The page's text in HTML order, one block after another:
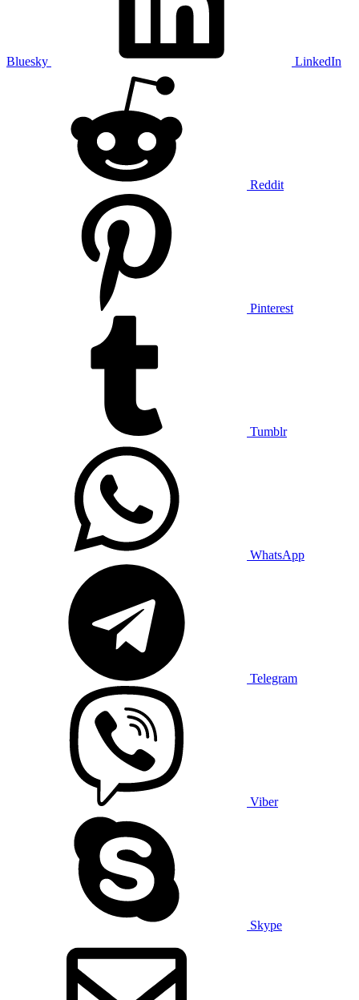
Bluesky LinkedIn
Reddit
Pinterest
Tumblr
WhatsApp
Telegram
Viber
Skype